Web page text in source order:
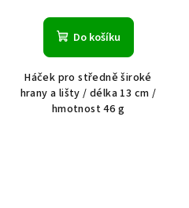
Do košíku
Háček pro středně široké
hrany a lišty / délka 13 cm /
hmotnost 46 g